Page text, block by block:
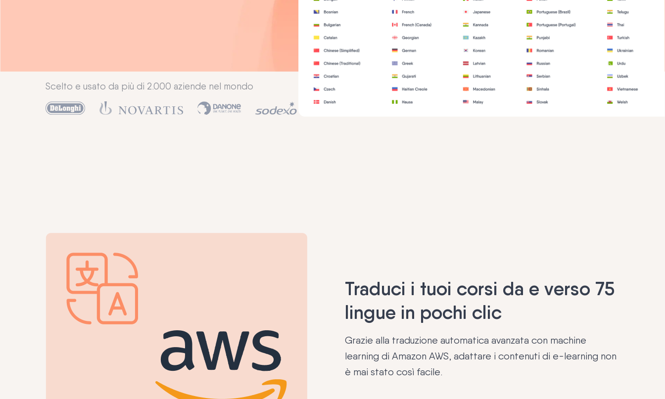
Scelto e usato da più di 2.000 aziende nel mondo
Traduci i tuoi corsi da e verso 75
lingue in pochi clic
Grazie alla traduzione automatica avanzata con machine
learning di Amazon AWS, adattare i contenuti di e-learning non
è mai stato così facile.